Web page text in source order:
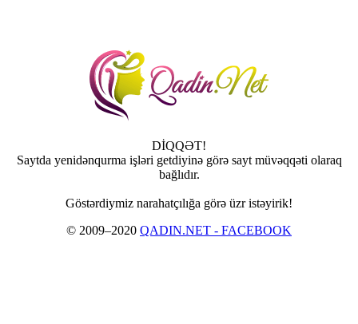
DİQQƏT!
Saytda yenidənqurma işləri getdiyinə görə sayt müvəqqəti olaraq
bağlıdır.
Göstərdiymiz narahatçılığa görə üzr istəyirik!
© 2009–2020 QADIN.NET - FACEBOOK